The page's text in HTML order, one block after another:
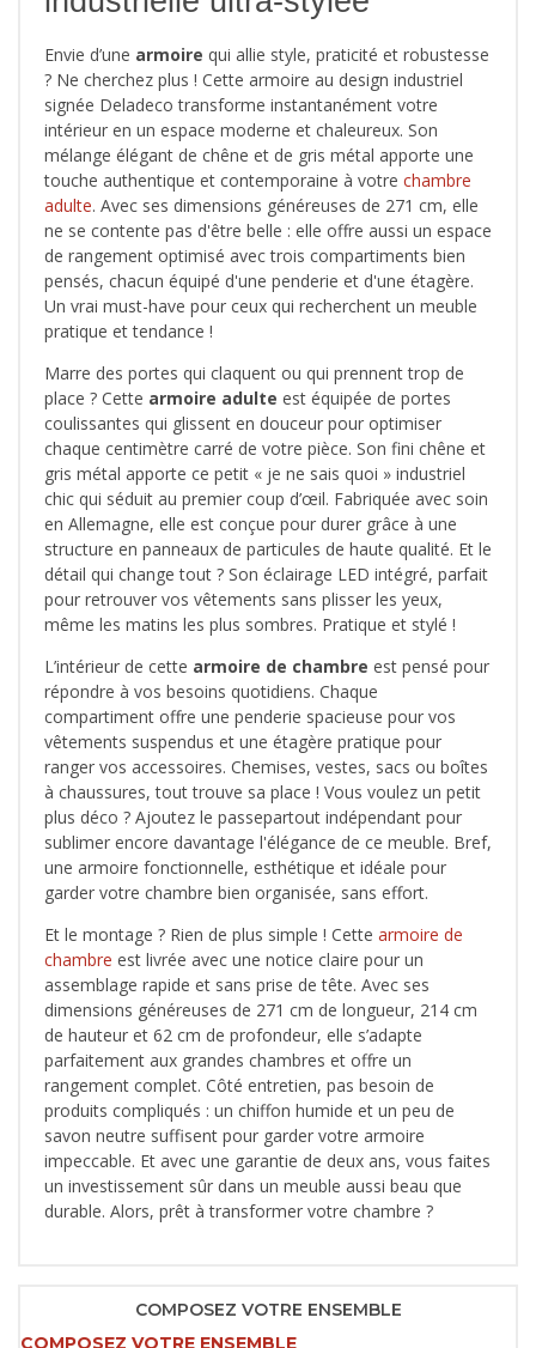
Envie d’une armoire qui allie style, praticité et robustesse
? Ne cherchez plus ! Cette armoire au design industriel
signée Deladeco transforme instantanément votre
intérieur en un espace moderne et chaleureux. Son
mélange élégant de chêne et de gris métal apporte une
touche authentique et contemporaine à votre chambre
adulte. Avec ses dimensions généreuses de 271 cm, elle
ne se contente pas d'être belle : elle offre aussi un espace
de rangement optimisé avec trois compartiments bien
pensés, chacun équipé d'une penderie et d'une étagère.
Un vrai must-have pour ceux qui recherchent un meuble
pratique et tendance !
Marre des portes qui claquent ou qui prennent trop de
place ? Cette armoire adulte est équipée de portes
coulissantes qui glissent en douceur pour optimiser
chaque centimètre carré de votre pièce. Son fini chêne et
gris métal apporte ce petit « je ne sais quoi » industriel
chic qui séduit au premier coup d’œil. Fabriquée avec soin
en Allemagne, elle est conçue pour durer grâce à une
structure en panneaux de particules de haute qualité. Et le
détail qui change tout ? Son éclairage LED intégré, parfait
pour retrouver vos vêtements sans plisser les yeux,
même les matins les plus sombres. Pratique et stylé !
L’intérieur de cette armoire de chambre est pensé pour
répondre à vos besoins quotidiens. Chaque
compartiment offre une penderie spacieuse pour vos
vêtements suspendus et une étagère pratique pour
ranger vos accessoires. Chemises, vestes, sacs ou boîtes
à chaussures, tout trouve sa place ! Vous voulez un petit
plus déco ? Ajoutez le passepartout indépendant pour
sublimer encore davantage l'élégance de ce meuble. Bref,
une armoire fonctionnelle, esthétique et idéale pour
garder votre chambre bien organisée, sans effort.
Et le montage ? Rien de plus simple ! Cette armoire de
chambre est livrée avec une notice claire pour un
assemblage rapide et sans prise de tête. Avec ses
dimensions généreuses de 271 cm de longueur, 214 cm
de hauteur et 62 cm de profondeur, elle s’adapte
parfaitement aux grandes chambres et offre un
rangement complet. Côté entretien, pas besoin de
produits compliqués : un chiffon humide et un peu de
savon neutre suffisent pour garder votre armoire
impeccable. Et avec une garantie de deux ans, vous faites
un investissement sûr dans un meuble aussi beau que
durable. Alors, prêt à transformer votre chambre ?
COMPOSEZ VOTRE ENSEMBLE
COMPOSEZ VOTRE ENSEMBLE